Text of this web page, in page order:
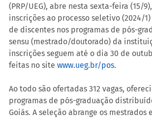
(PRP/UEG), abre nesta sexta-feira (15/
inscrições ao processo seletivo (2024/
de discentes nos programas de pós-
sensu (mestrado/doutorado) da
inscrições seguem até o dia 30 de
feitas no site www.ueg.br/pos.
Ao todo são ofertadas 312 vagas,
programas de pós-graduação
Goiás. A seleção abrange os mestrados